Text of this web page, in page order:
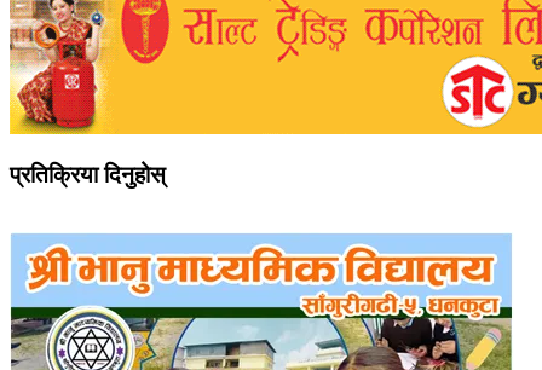
प्रतिक्रिया दिनुहोस्